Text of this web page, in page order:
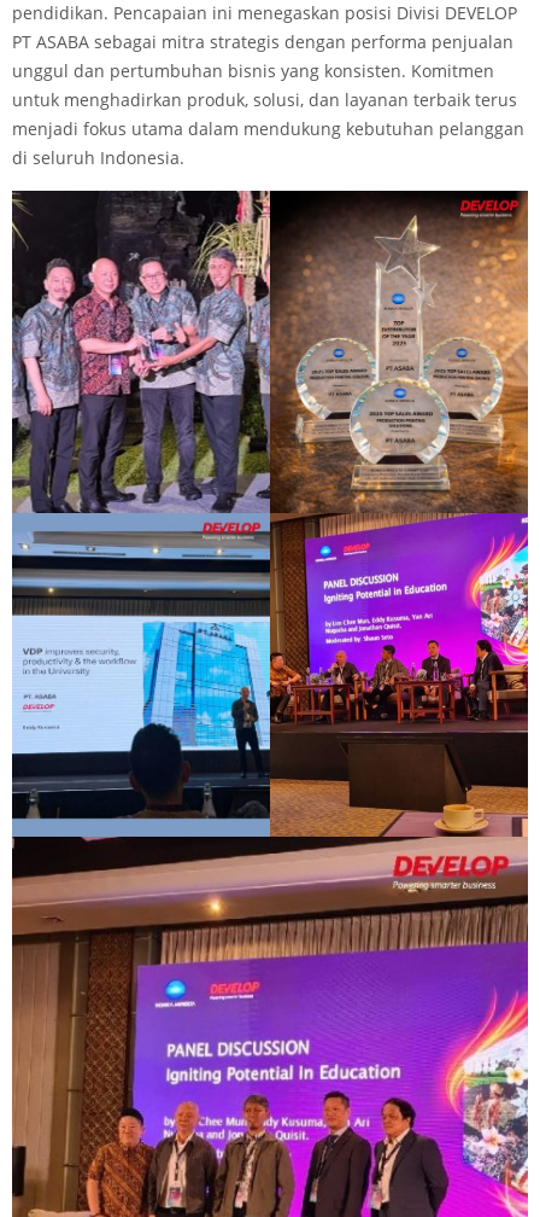
pendidikan. Pencapaian ini menegaskan posisi Divisi DEVELOP
PT ASABA sebagai mitra strategis dengan performa penjualan
unggul dan pertumbuhan bisnis yang konsisten. Komitmen
untuk menghadirkan produk, solusi, dan layanan terbaik terus
menjadi fokus utama dalam mendukung kebutuhan pelanggan
di seluruh Indonesia.